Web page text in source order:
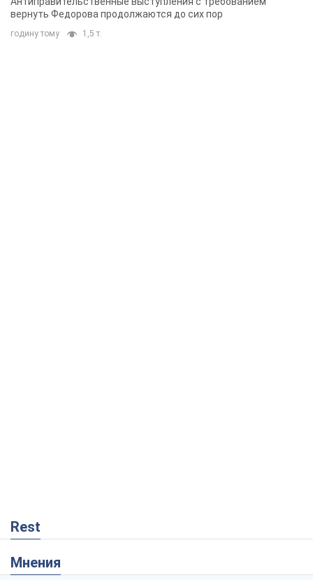
вернуть Федорова продолжаются до сих пор
годину тому 1,5 т.
Rest
Мнения